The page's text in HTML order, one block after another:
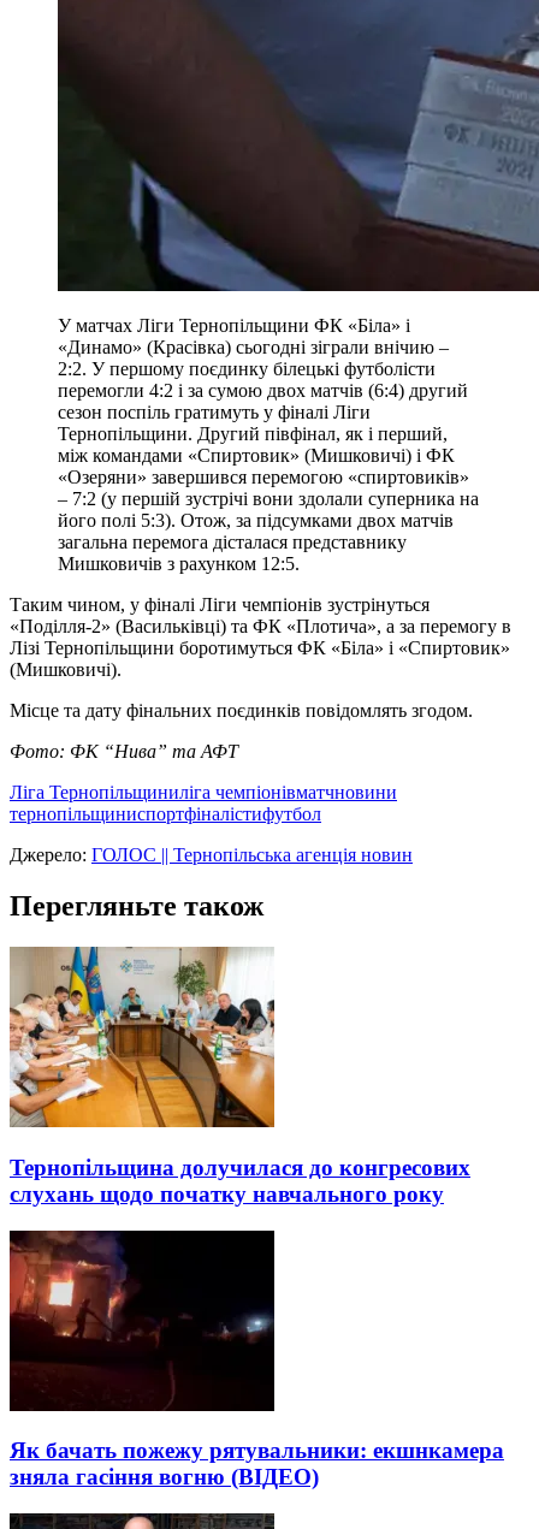
У матчах Ліги Тернопільщини ФК «Біла» і
«Динамо» (Красівка) сьогодні зіграли внічию –
2:2. У першому поєдинку білецькі футболісти
перемогли 4:2 і за сумою двох матчів (6:4) другий
сезон поспіль гратимуть у фіналі Ліги
Тернопільщини. Другий півфінал, як і перший,
між командами «Спиртовик» (Мишковичі) і ФК
«Озеряни» завершився перемогою «спиртовиків»
– 7:2 (у першій зустрічі вони здолали суперника на
його полі 5:3). Отож, за підсумками двох матчів
загальна перемога дісталася представнику
Мишковичів з рахунком 12:5.
Таким чином, у фіналі Ліги чемпіонів зустрінуться
«Поділля-2» (Васильківці) та ФК «Плотича», а за перемогу в
Лізі Тернопільщини боротимуться ФК «Біла» і «Спиртовик»
(Мишковичі).
Місце та дату фінальних поєдинків повідомлять згодом.
Фото: ФК “Нива” та АФТ
Ліга Тернопільщиниліга чемпіонівматчновини
тернопільщиниспортфіналістифутбол
Джерело: ГОЛОС || Тернопільська агенція новин
Перегляньте також
Тернопільщина долучилася до конгресових
слухань щодо початку навчального року
Як бачать пожежу рятувальники: екшнкамера
зняла гасіння вогню (ВІДЕО)